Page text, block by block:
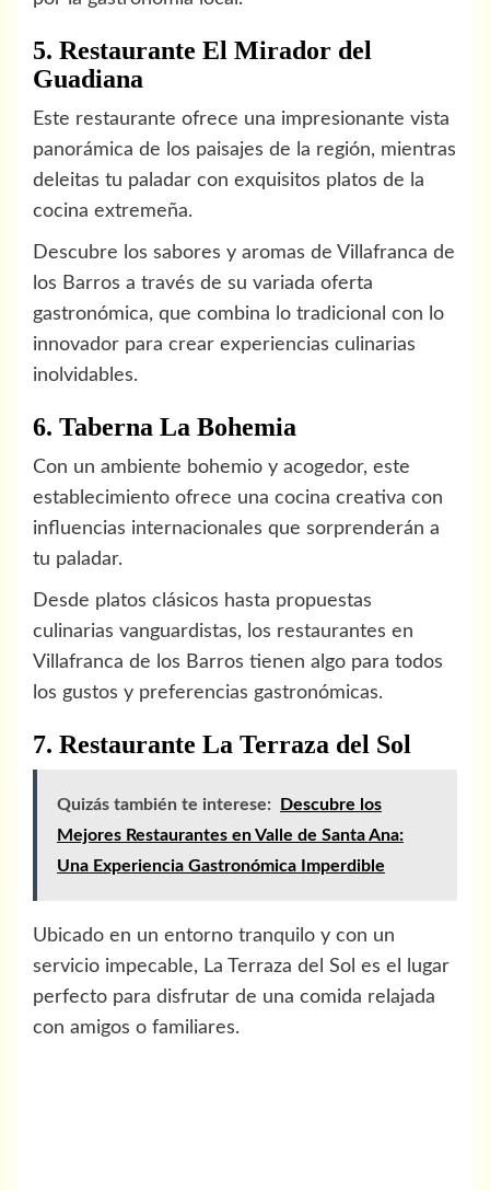
5. Restaurante El Mirador del
Guadiana
Este restaurante ofrece una impresionante vista
panorámica de los paisajes de la región, mientras
deleitas tu paladar con exquisitos platos de la
cocina extremeña.
Descubre los sabores y aromas de Villafranca de
los Barros a través de su variada oferta
gastronómica, que combina lo tradicional con lo
innovador para crear experiencias culinarias
inolvidables.
6. Taberna La Bohemia
Con un ambiente bohemio y acogedor, este
establecimiento ofrece una cocina creativa con
influencias internacionales que sorprenderán a
tu paladar.
Desde platos clásicos hasta propuestas
culinarias vanguardistas, los restaurantes en
Villafranca de los Barros tienen algo para todos
los gustos y preferencias gastronómicas.
7. Restaurante La Terraza del Sol
Quizás también te interese:
Descubre los
Mejores Restaurantes en Valle de Santa Ana:
Una Experiencia Gastronómica Imperdible
Ubicado en un entorno tranquilo y con un
servicio impecable, La Terraza del Sol es el lugar
perfecto para disfrutar de una comida relajada
con amigos o familiares.